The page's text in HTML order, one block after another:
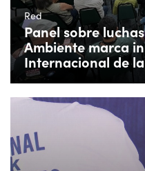
Red
Panel sobre
Ambiente marca
Internacional de